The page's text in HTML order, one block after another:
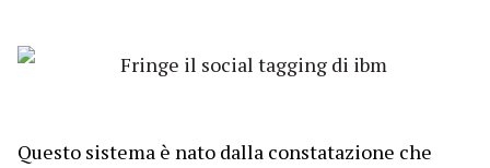
Questo sistema è nato dalla constatazione che